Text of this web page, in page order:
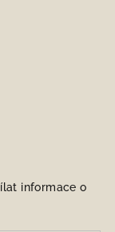
informace o